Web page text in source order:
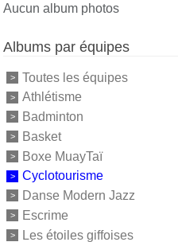
Aucun album photos
Albums par équipes
Toutes les équipes
Athlétisme
Badminton
Basket
Boxe MuayTaï
Cyclotourisme
Danse Modern Jazz
Escrime
Les étoiles giffoises